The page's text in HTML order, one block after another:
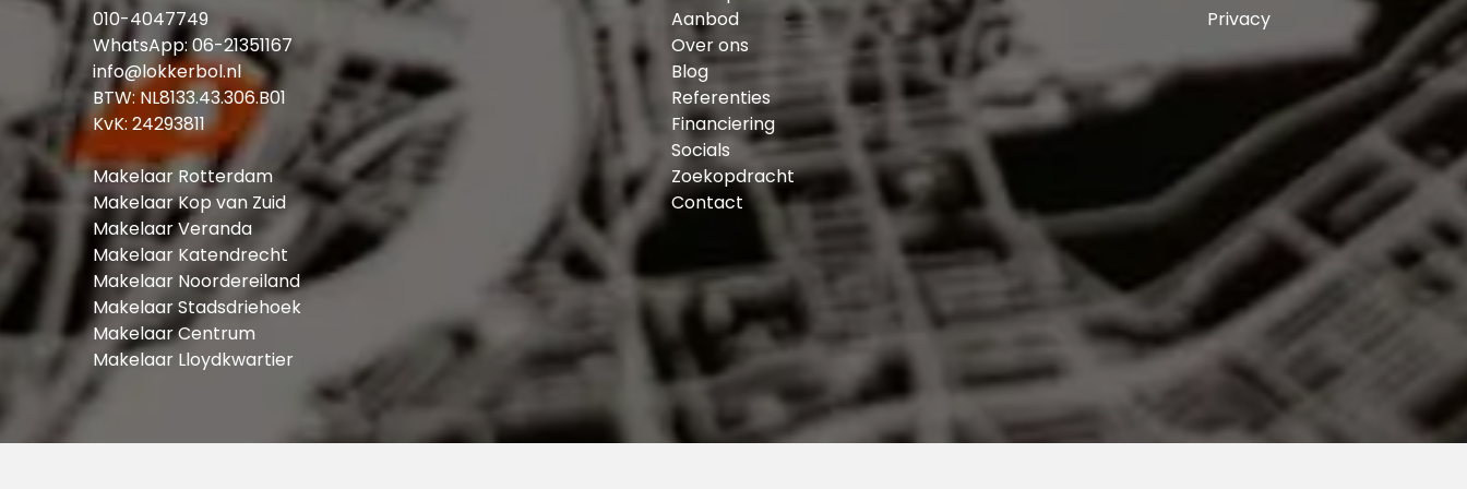
Oplevering: in overleg, kan snel
Persoonlijke noot verkoper:
Toen ik de eerste keer dit appartement binnenstapte, was ik direct verkocht. Niet alleen door de
ruimte, maar vooral door de rust pal naast het water terwijl het centrum zo dichtbij aan je voeten
ligt. Vanwege gezinsuitbreiding verlaat ik deze plek na 13 jaar met beetje pijn in mijn hart. Dat
betekent dat dit bijzondere plekje vrijkomt voor een nieuwe bewoner.
De wijk:
De Veranda is een relatief jong gebied met haar komst in de eind jaren ’90. Het is een plek met aan de
ene zijde heerlijke rust van de voorbijvarende boten en het kabbelende water van de Nieuwe Maas en
aan de andere zijde de gezellige drukte van jong-Rotterdam die De Veranda bezoekt voor het nodige
vermaak. De Veranda is dan ook voor jong en oud the place-to-be en maakt het een écht
Rotterdamse wijk! Op zoek naar wat meer groen en rust? Dan kunt je langs de kade aan de Nieuwe
Maas heerlijk uitwaaien of een rondje wandelen op het Eiland van Brienenoord.
Uitvalswegen:
010-4047749
WhatsApp:06-21351167
info@lokkerbol.nl
BTW: NL8133.43.306.B01
KvK: 24293811
Makelaar Rotterdam
Makelaar Kop van Zuid
Makelaar Veranda
Makelaar Katendrecht
Makelaar Noordereiland
Makelaar Stadsdriehoek
Makelaar Centrum
Makelaar Lloydkwartier
Aanbod
Over ons
Blog
Referenties
Financiering
Socials
Zoekopdracht
Contact
Privacy